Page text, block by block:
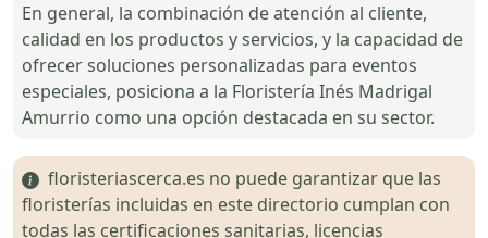
En general, la combinación de atención al cliente,
calidad en los productos y servicios, y la capacidad de
ofrecer soluciones personalizadas para eventos
especiales, posiciona a la Floristería Inés Madrigal
Amurrio como una opción destacada en su sector.
floristeriascerca.es no puede garantizar que las
floristerías incluidas en este directorio cumplan con
todas las certificaciones sanitarias, licencias